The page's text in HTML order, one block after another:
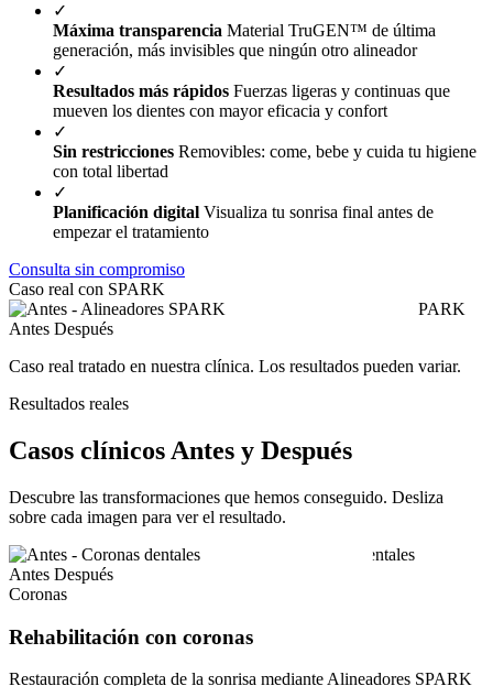
✓
Máxima transparencia Material TruGEN™ de última
generación, más invisibles que ningún otro alineador
✓
Resultados más rápidos Fuerzas ligeras y continuas que
mueven los dientes con mayor eficacia y confort
✓
Sin restricciones Removibles: come, bebe y cuida tu higiene
con total libertad
✓
Planificación digital Visualiza tu sonrisa final antes de
empezar el tratamiento
Consulta sin compromiso
Caso real con SPARK
Antes Después
Caso real tratado en nuestra clínica. Los resultados pueden variar.
Resultados reales
Casos clínicos Antes y Después
Descubre las transformaciones que hemos conseguido. Desliza
sobre cada imagen para ver el resultado.
Antes Después
Coronas
Rehabilitación con coronas
Restauración completa de la sonrisa mediante Alineadores SPARK